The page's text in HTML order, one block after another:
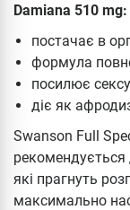
Damiana 510 mg:
постачає в
формула
посилює
діє як
Swanson Full
які прагнуть
максимально